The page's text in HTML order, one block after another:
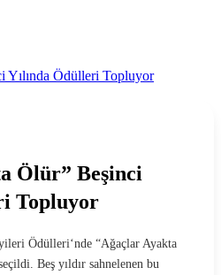
Yılında Ödülleri Topluyor
Ölür” Beşinci
Topluyor
Ödülleri‘nde “Ağaçlar Ayakta
Beş yıldır sahnelenen bu